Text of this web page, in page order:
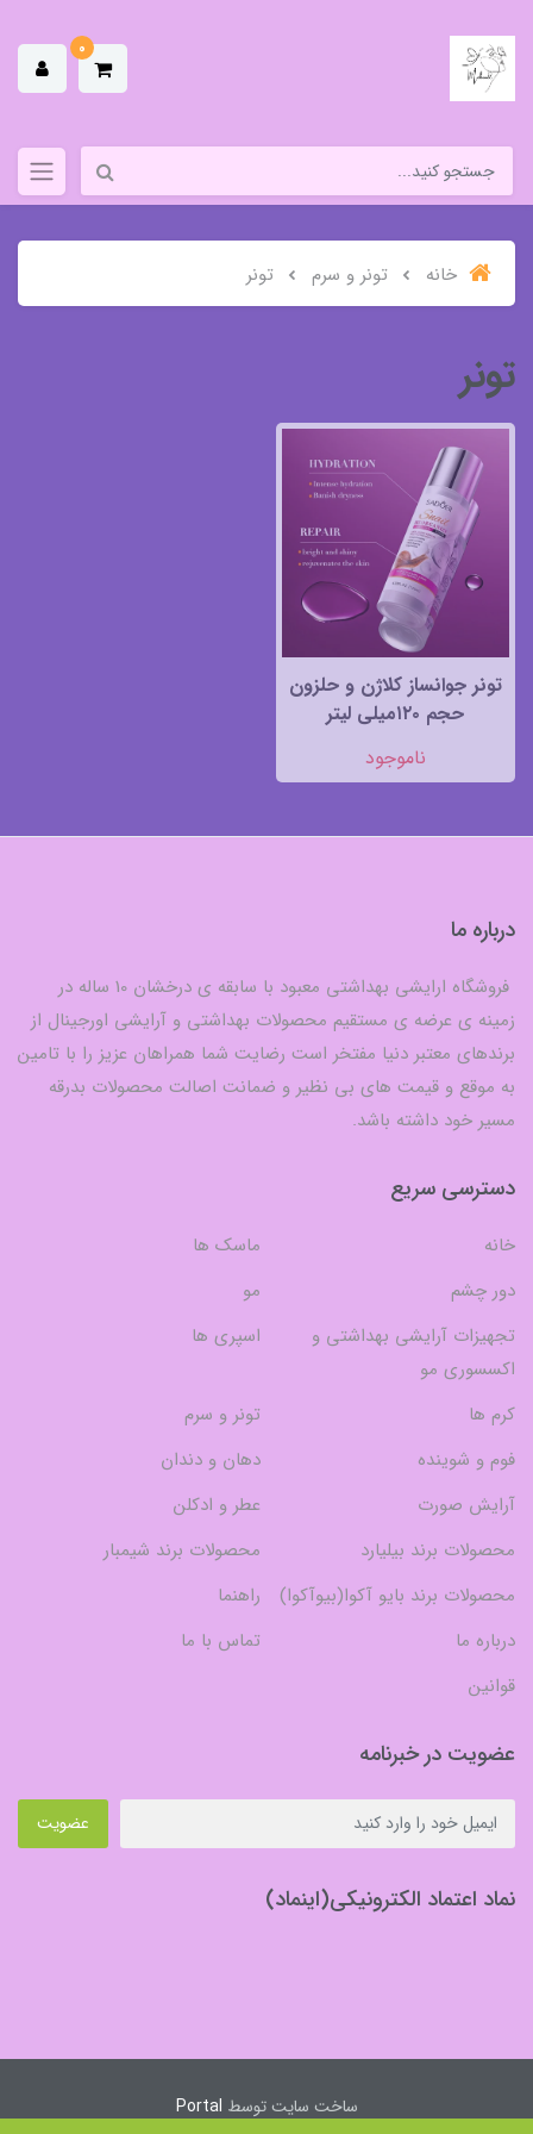
0
خانه تونر و سرم تونر
تونر
تونر جوانساز کلاژن و حلزون
حجم ۱۲۰میلی لیتر
ناموجود
درباره ما
فروشگاه ارایشی بهداشتی معبود با سابقه ی درخشان 10 ساله در
زمینه ی عرضه ی مستقیم محصولات بهداشتی و آرایشی اورجینال از
برندهای معتبر دنیا مفتخر است رضایت شما همراهان عزیز را با تامین
به موقع و قیمت های بی نظیر و ضمانت اصالت محصولات بدرقه
مسیر خود داشته باشد.
دسترسی سریع
خانه
ماسک ها
دور چشم
مو
تجهیزات آرایشی بهداشتی و
اکسسوری مو
اسپری ها
کرم ها
تونر و سرم
فوم و شوینده
دهان و دندان
آرایش صورت
عطر و ادکلن
محصولات برند بیلیارد
محصولات برند شیمبار
محصولات برند بایو آکوا(بیوآکوا)
راهنما
درباره ما
تماس با ما
قوانین
عضویت در خبرنامه
عضویت
نماد اعتماد الکترونیکی(اینماد)
ساخت سایت توسط Portal